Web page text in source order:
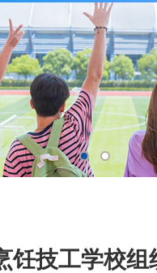
饪技工学校